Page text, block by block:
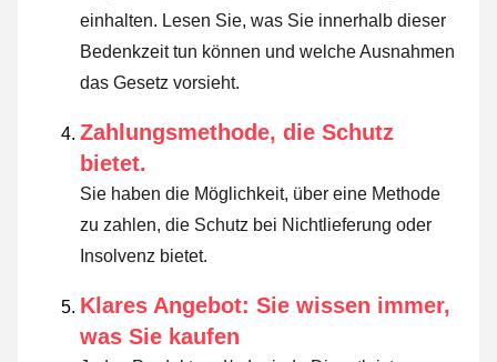
einhalten. Lesen Sie, was Sie innerhalb dieser
Bedenkzeit tun können und welche Ausnahmen
das Gesetz vorsieht.
Zahlungsmethode, die Schutz
bietet.
Sie haben die Möglichkeit, über eine Methode
zu zahlen, die Schutz bei Nichtlieferung oder
Insolvenz bietet.
Klares Angebot: Sie wissen immer,
was Sie kaufen